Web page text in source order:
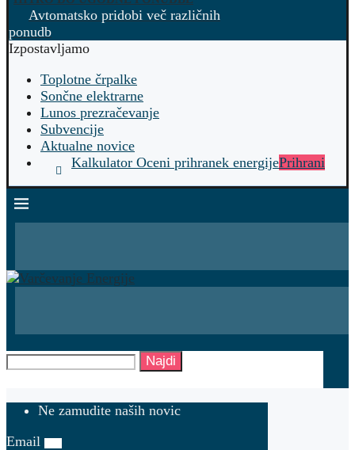
Avtomatsko pridobi več različnih
ponudb
Izpostavljamo
Toplotne črpalke
Sončne elektrarne
Lunos prezračevanje
Subvencije
Aktualne novice
Kalkulator Oceni prihranek energijePrihrani
Najdi
Ne zamudite naših novic
Email